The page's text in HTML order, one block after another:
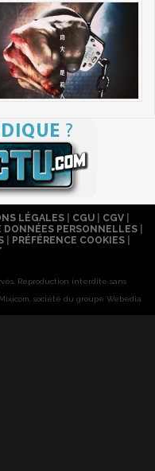
LÉGALES| CGU| CGV|
DONNÉES PERSONNELLES
PRÉFÉRENCE COOKIES
Reproduction interdite sans
société du groupe Webedia.